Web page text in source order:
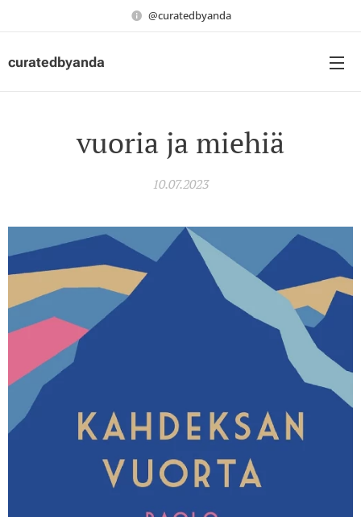
@curatedbyanda
curatedbyanda
vuoria ja miehiä
10.07.2023